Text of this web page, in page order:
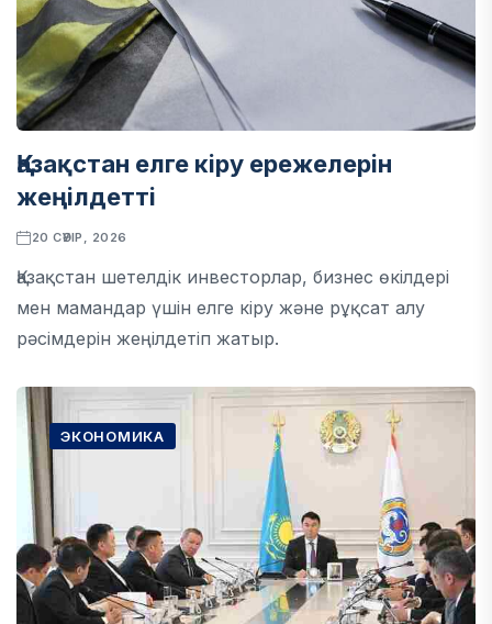
Қазақстан елге кіру ережелерін
жеңілдетті
20 СӘУІР, 2026
Қазақстан шетелдік инвесторлар, бизнес өкілдері
мен мамандар үшін елге кіру және рұқсат алу
рәсімдерін жеңілдетіп жатыр.
ЭКОНОМИКА